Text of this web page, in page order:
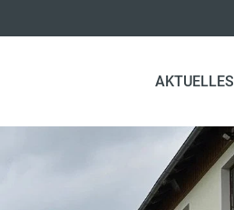
AKTUELLES